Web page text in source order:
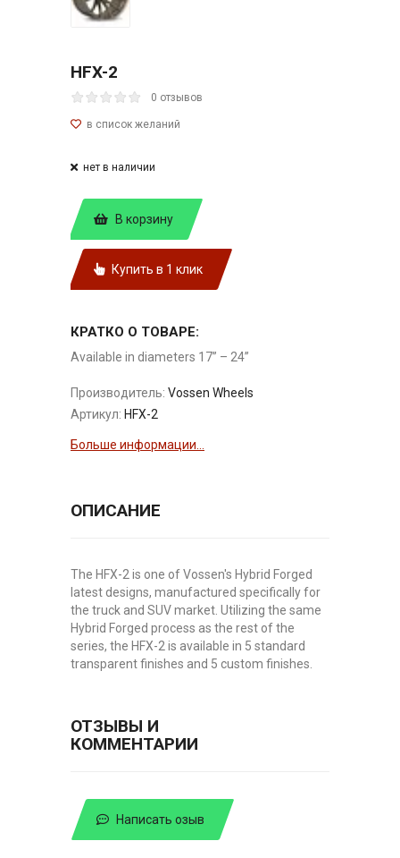
HFX-2
0 отзывов
нет в наличии
В корзину
Купить в 1 клик
КРАТКО О ТОВАРЕ:
Available in diameters 17” – 24”
Производитель: Vossen Wheels
Артикул: HFX-2
Больше информации...
ОПИСАНИЕ
The HFX-2 is one of Vossen's Hybrid Forged
latest designs, manufactured specifically for
the truck and SUV market. Utilizing the same
Hybrid Forged process as the rest of the
series, the HFX-2 is available in 5 standard
transparent finishes and 5 custom finishes.
ОТЗЫВЫ И
КОММЕНТАРИИ
Написать озыв